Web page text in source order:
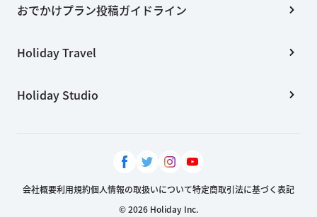
おでかけプラン投稿ガイドライン
Holiday Travel
Holiday Studio
会社概要利用規約個人情報の取扱いについて特定商取引法に基づく表記
© 2026 Holiday Inc.